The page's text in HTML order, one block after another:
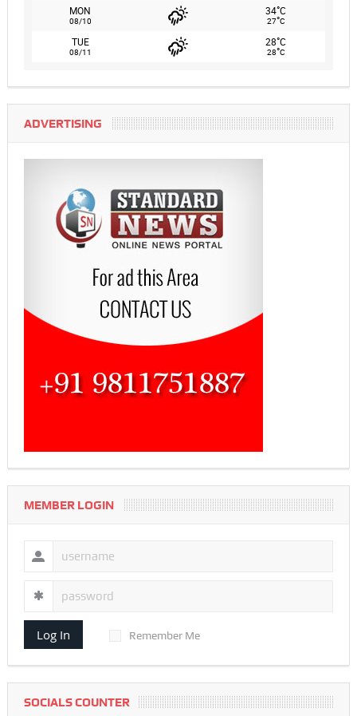
MON
08/10
34°C
27°C
TUE
08/11
28°C
28°C
ADVERTISING
MEMBER LOGIN
Log In Remember Me
SOCIALS COUNTER